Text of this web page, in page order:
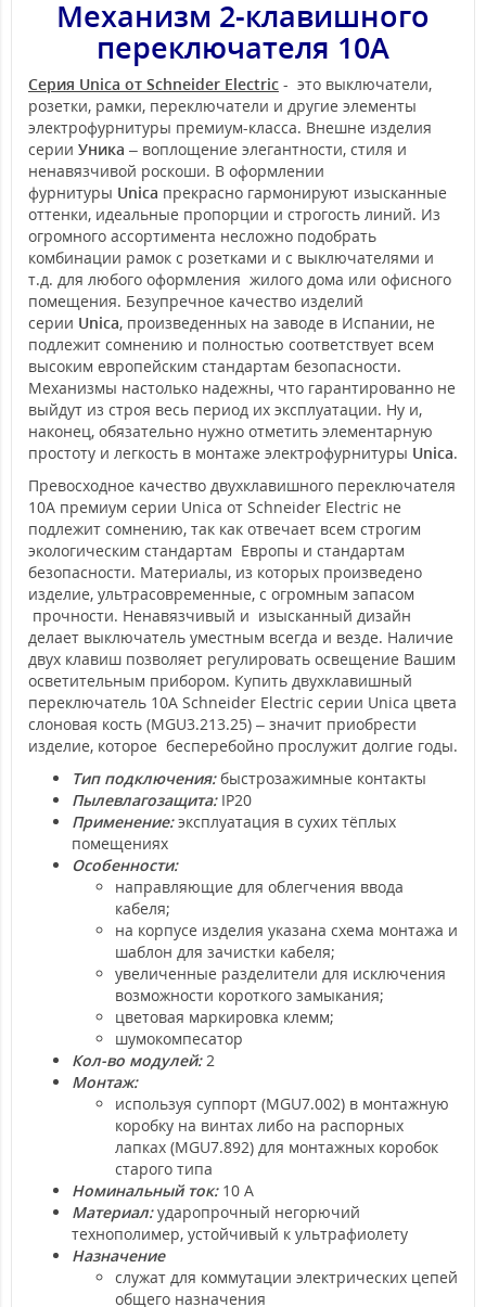
Механизм 2-клавишного
переключателя 10А
Серия Unica от Schneider Electric - это выключатели,
розетки, рамки, переключатели и другие элементы
электрофурнитуры премиум-класса. Внешне изделия
серии Уника – воплощение элегантности, стиля и
ненавязчивой роскоши. В оформлении
фурнитуры Unica прекрасно гармонируют изысканные
оттенки, идеальные пропорции и строгость линий. Из
огромного ассортимента несложно подобрать
комбинации рамок с розетками и с выключателями и
т.д. для любого оформления жилого дома или офисного
помещения. Безупречное качество изделий
серии Unica, произведенных на заводе в Испании, не
подлежит сомнению и полностью соответствует всем
высоким европейским стандартам безопасности.
Механизмы настолько надежны, что гарантированно не
выйдут из строя весь период их эксплуатации. Ну и,
наконец, обязательно нужно отметить элементарную
простоту и легкость в монтаже электрофурнитуры Unica.
Превосходное качество двухклавишного переключателя
10А премиум серии Unica от Schneider Electric не
подлежит сомнению, так как отвечает всем строгим
экологическим стандартам Европы и стандартам
безопасности. Материалы, из которых произведено
изделие, ультрасовременные, с огромным запасом
прочности. Ненавязчивый и изысканный дизайн
делает выключатель уместным всегда и везде. Наличие
двух клавиш позволяет регулировать освещение Вашим
осветительным прибором. Купить двухклавишный
переключатель 10А Schneider Electric серии Unica цвета
слоновая кость (MGU3.213.25) – значит приобрести
изделие, которое бесперебойно прослужит долгие годы.
Тип подключения:быстрозажимные контакты
Пылевлагозащита:IP20
Применение:эксплуатация в сухих тёплых
помещениях
Особенности:
направляющие для облегчения ввода
кабеля;
на корпусе изделия указана схема монтажа и
шаблон для зачистки кабеля;
увеличенные разделители для исключения
возможности короткого замыкания;
цветовая маркировка клемм;
шумокомпесатор
Кол-во модулей:2
Монтаж:
используя суппорт (MGU7.002) в монтажную
коробку на винтах либо на распорных
лапках (MGU7.892) для монтажных коробок
старого типа
Номинальный ток:10 А
Материал:ударопрочный негорючий
технополимер, устойчивый к ультрафиолету
Назначение
служат для коммутации электрических цепей
общего назначения